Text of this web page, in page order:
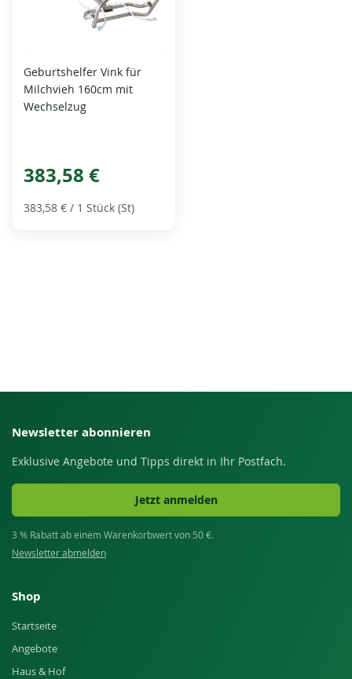
Geburtshelfer Vink für
Milchvieh 160cm mit
Wechselzug
383,58 €
383,58 € / 1 Stück (St)
Newsletter abonnieren
Exklusive Angebote und Tipps direkt in Ihr Postfach.
Jetzt anmelden
3 % Rabatt ab einem Warenkorbwert von 50 €.
Newsletter abmelden
Shop
Startseite
Angebote
Haus & Hof